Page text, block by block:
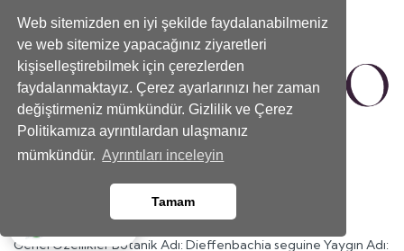
Web sitemizden en iyi şekilde faydalanabilmeniz
ve web sitemize yapacağınız ziyaretleri
kişiselleştirebilmek için çerezlerden
faydalanmaktayız. Çerez ayarlarınızı her zaman
değiştirmeniz mümkündür. Gizlilik ve Çerez
Politikamıza ayrıntılardan ulaşmanız
mümkündür. Ayrıntıları inceleyin
Tamam
Genel Özellikler Botanik Adı: Dieffenbachia seguine Yaygın Adı: